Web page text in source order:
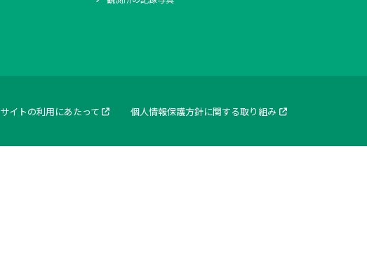
サイトの利用にあたって 個人情報保護方針に関する取り組み